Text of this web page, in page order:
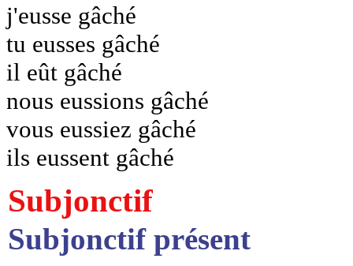
j'eusse gâché
tu eusses gâché
il eût gâché
nous eussions gâché
vous eussiez gâché
ils eussent gâché
Subjonctif
Subjonctif présent